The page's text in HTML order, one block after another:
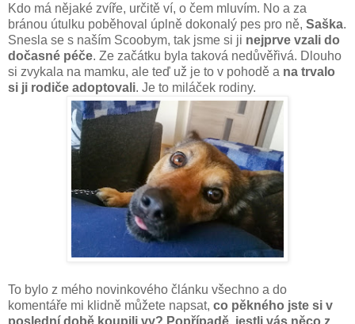
Kdo má nějaké zvíře, určitě ví, o čem mluvím. No a za
bránou útulku poběhoval úplně dokonalý pes pro ně, Saška.
Snesla se s naším Scoobym, tak jsme si ji nejprve vzali do
dočasné péče. Ze začátku byla taková nedůvěřivá. Dlouho
si zvykala na mamku, ale teď už je to v pohodě a na trvalo
si ji rodiče adoptovali. Je to miláček rodiny.
To bylo z mého novinkového článku všechno a do
komentáře mi klidně můžete napsat, co pěkného jste si v
poslední době koupili vy? Popřípadě, jestli vás něco z